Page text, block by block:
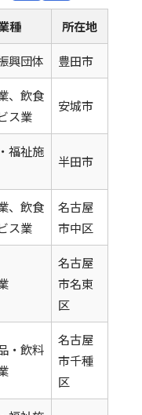
種
所在地
興団体 豊田市
、飲食
ス業
安城市
福祉施
半田市
、飲食
ス業
名古屋
市中区
名古屋
市名東
区
・飲料
名古屋
市千種
区